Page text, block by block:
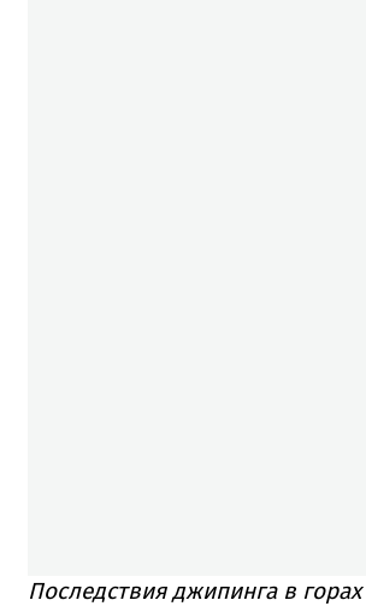
Последствия джипинга в